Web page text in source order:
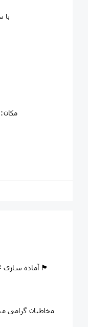
🔉
◀️آماده سازی #بیت_الحسن_مجتبی سلام‌الله‌علیه 🏴